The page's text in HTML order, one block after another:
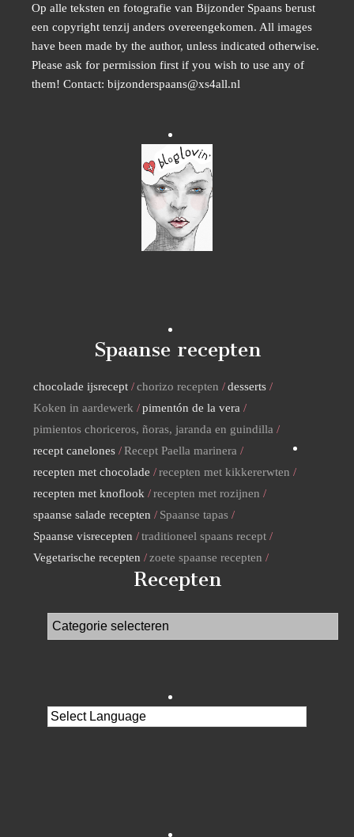
Op alle teksten en fotografie van Bijzonder Spaans berust
een copyright tenzij anders overeengekomen. All images
have been made by the author, unless indicated otherwise.
Please ask for permission first if you wish to use any of
them! Contact: bijzonderspaans@xs4all.nl
Spaanse recepten
chocolade ijsrecept chorizo recepten
desserts
Koken in aardewerk
pimentón de la vera
pimientos choriceros, ñoras, jaranda en guindilla
recept canelones
Recept Paella marinera
recepten met chocolade
recepten met kikkererwten
recepten met knoflook
recepten met rozijnen
spaanse salade recepten
Spaanse tapas
Spaanse visrecepten
traditioneel spaans recept
Vegetarische recepten
zoete spaanse recepten
Recepten